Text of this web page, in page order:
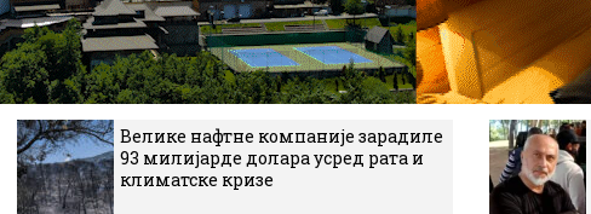
Велике нафтне компаније зарадиле
93 милијарде долара усред рата и
климатске кризе